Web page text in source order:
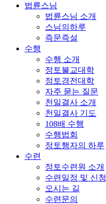
법륜스님
법륜스님 소개
스님의하루
즉문즉설
수행
수행 소개
정토불교대학
정토경전대학
자주 묻는 질문
천일결사 소개
천일결사 기도
108배 수행
수행법회
정토행자의 하루
수련
정토수련원 소개
수련일정 및 신청
오시는 길
수련문의